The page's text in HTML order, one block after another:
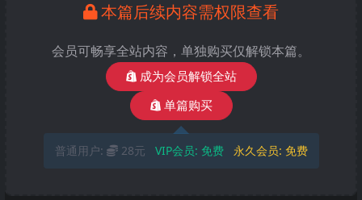
本篇后续内容需权限查看
会员可畅享全站内容，单独购买仅解锁本篇。
成为会员解锁全站
单篇购买
普通用户: 28元 VIP会员: 免费 永久会员: 免费